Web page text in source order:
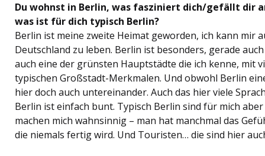
Du wohnst in Berlin, was fasziniert dich/gefällt dir
was ist für dich typisch Berlin?
Berlin ist meine zweite Heimat geworden, ich kann mir
Deutschland zu leben. Berlin ist besonders, gerade
auch eine der grünsten Hauptstädte die ich kenne, mit
typischen Großstadt-Merkmalen. Und obwohl Berlin
hier doch auch untereinander. Auch das hier viele
Berlin ist einfach bunt. Typisch Berlin sind für mich
machen mich wahnsinnig – man hat manchmal das
die niemals fertig wird. Und Touristen… die sind hier